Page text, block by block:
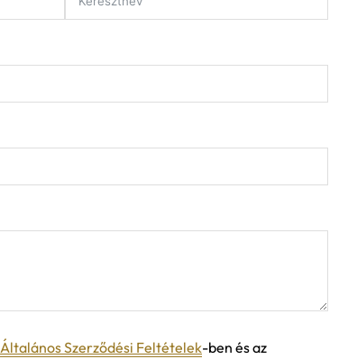
Általános Szerződési Feltételek-ben és az